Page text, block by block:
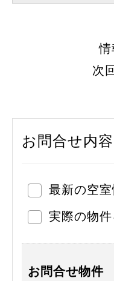
次
お問合せ内容
最新の空
実際の物
お問合せ物件